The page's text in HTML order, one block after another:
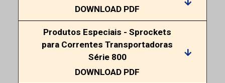
DOWNLOAD PDF
Produtos Especiais - Sprockets
para Correntes Transportadoras
Série 800
DOWNLOAD PDF